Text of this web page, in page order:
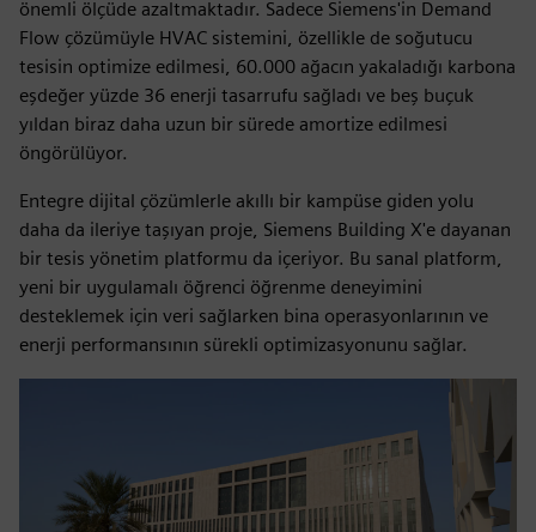
önemli ölçüde azaltmaktadır. Sadece Siemens'in Demand
Flow çözümüyle HVAC sistemini, özellikle de soğutucu
tesisin optimize edilmesi, 60.000 ağacın yakaladığı karbona
eşdeğer yüzde 36 enerji tasarrufu sağladı ve beş buçuk
yıldan biraz daha uzun bir sürede amortize edilmesi
öngörülüyor.
Entegre dijital çözümlerle akıllı bir kampüse giden yolu
daha da ileriye taşıyan proje, Siemens Building X'e dayanan
bir tesis yönetim platformu da içeriyor. Bu sanal platform,
yeni bir uygulamalı öğrenci öğrenme deneyimini
desteklemek için veri sağlarken bina operasyonlarının ve
enerji performansının sürekli optimizasyonunu sağlar.